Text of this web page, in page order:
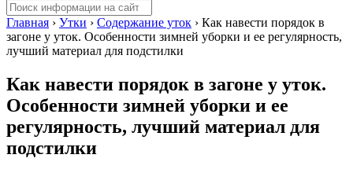
Главная › Утки › Содержание уток › Как навести порядок в
загоне у уток. Особенности зимней уборки и ее регулярность,
лучший материал для подстилки
Как навести порядок в загоне у уток.
Особенности зимней уборки и ее
регулярность, лучший материал для
подстилки